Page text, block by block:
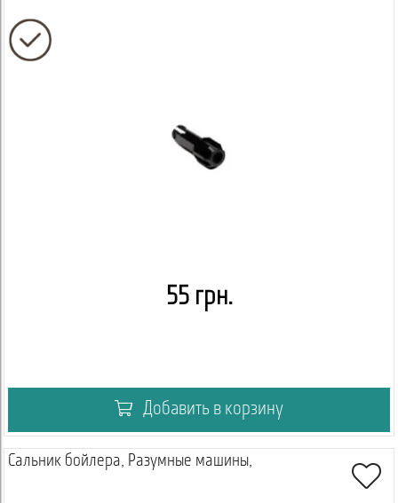
55 грн.
Добавить в корзину
Сальник бойлера, Разумные машины,